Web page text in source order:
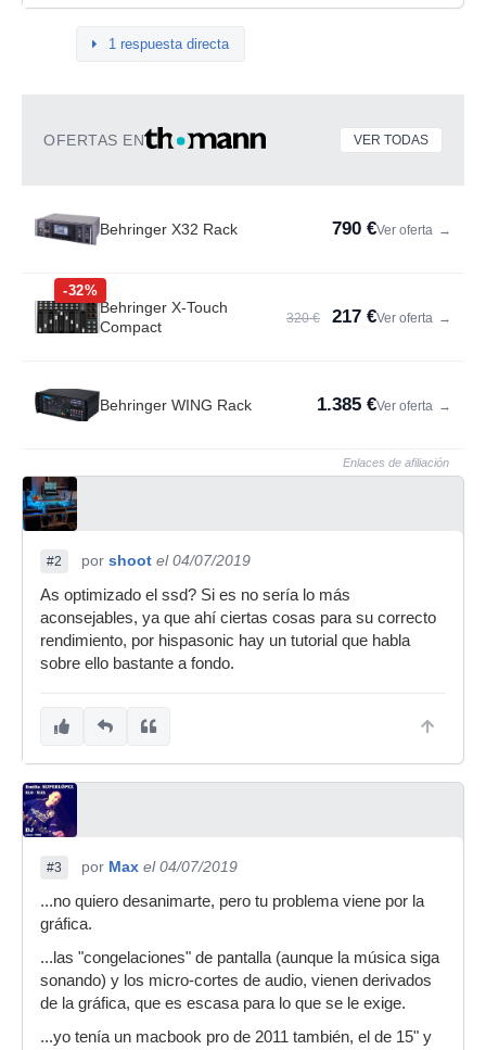
1 respuesta directa
OFERTAS EN VER TODAS
Behringer X32 Rack 790 €Ver oferta →
-32%
Behringer X-Touch
Compact
320 € 217 €Ver oferta →
Behringer WING Rack 1.385 €Ver oferta →
Enlaces de afiliación
#2 por shoot el 04/07/2019
As optimizado el ssd? Si es no sería lo más
aconsejables, ya que ahí ciertas cosas para su correcto
rendimiento, por hispasonic hay un tutorial que habla
sobre ello bastante a fondo.
#3 por Max el 04/07/2019
...no quiero desanimarte, pero tu problema viene por la
gráfica.
...las "congelaciones" de pantalla (aunque la música siga
sonando) y los micro-cortes de audio, vienen derivados
de la gráfica, que es escasa para lo que se le exige.
...yo tenía un macbook pro de 2011 también, el de 15" y